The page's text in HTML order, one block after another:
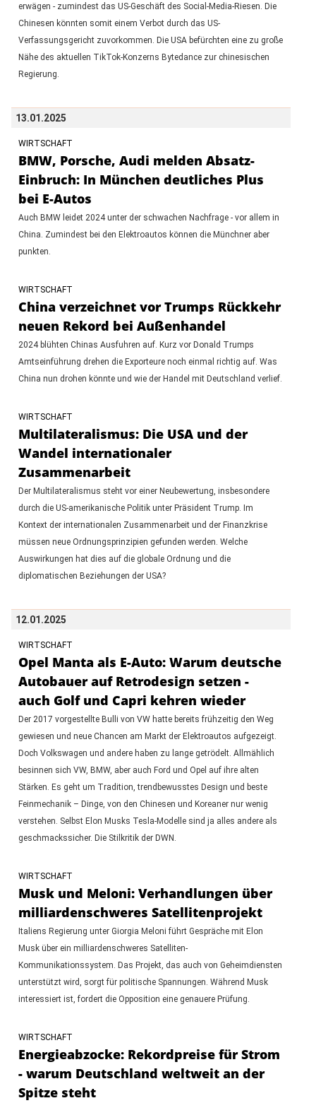
erwägen - zumindest das US-Geschäft des Social-Media-Riesen. Die
Chinesen könnten somit einem Verbot durch das US-
Verfassungsgericht zuvorkommen. Die USA befürchten eine zu große
Nähe des aktuellen TikTok-Konzerns Bytedance zur chinesischen
Regierung.
13.01.2025
WIRTSCHAFT
BMW, Porsche, Audi melden Absatz-
Einbruch: In München deutliches Plus
bei E-Autos
Auch BMW leidet 2024 unter der schwachen Nachfrage - vor allem in
China. Zumindest bei den Elektroautos können die Münchner aber
punkten.
WIRTSCHAFT
China verzeichnet vor Trumps Rückkehr
neuen Rekord bei Außenhandel
2024 blühten Chinas Ausfuhren auf. Kurz vor Donald Trumps
Amtseinführung drehen die Exporteure noch einmal richtig auf. Was
China nun drohen könnte und wie der Handel mit Deutschland verlief.
WIRTSCHAFT
Multilateralismus: Die USA und der
Wandel internationaler
Zusammenarbeit
Der Multilateralismus steht vor einer Neubewertung, insbesondere
durch die US-amerikanische Politik unter Präsident Trump. Im
Kontext der internationalen Zusammenarbeit und der Finanzkrise
müssen neue Ordnungsprinzipien gefunden werden. Welche
Auswirkungen hat dies auf die globale Ordnung und die
diplomatischen Beziehungen der USA?
12.01.2025
WIRTSCHAFT
Opel Manta als E-Auto: Warum deutsche
Autobauer auf Retrodesign setzen -
auch Golf und Capri kehren wieder
Der 2017 vorgestellte Bulli von VW hatte bereits frühzeitig den Weg
gewiesen und neue Chancen am Markt der Elektroautos aufgezeigt.
Doch Volkswagen und andere haben zu lange getrödelt. Allmählich
besinnen sich VW, BMW, aber auch Ford und Opel auf ihre alten
Stärken. Es geht um Tradition, trendbewusstes Design und beste
Feinmechanik – Dinge, von den Chinesen und Koreaner nur wenig
verstehen. Selbst Elon Musks Tesla-Modelle sind ja alles andere als
geschmackssicher. Die Stilkritik der DWN.
WIRTSCHAFT
Musk und Meloni: Verhandlungen über
milliardenschweres Satellitenprojekt
Italiens Regierung unter Giorgia Meloni führt Gespräche mit Elon
Musk über ein milliardenschweres Satelliten-
Kommunikationssystem. Das Projekt, das auch von Geheimdiensten
unterstützt wird, sorgt für politische Spannungen. Während Musk
interessiert ist, fordert die Opposition eine genauere Prüfung.
WIRTSCHAFT
Energieabzocke: Rekordpreise für Strom
- warum Deutschland weltweit an der
Spitze steht